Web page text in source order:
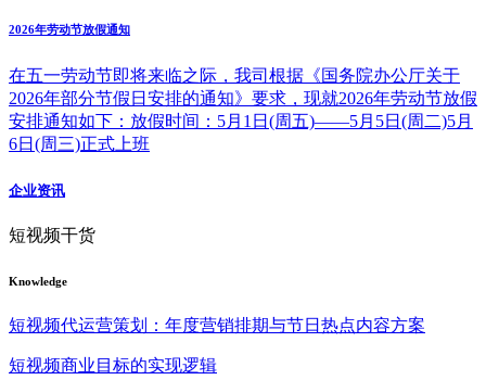
2026年劳动节放假通知
在五一劳动节即将来临之际，我司根据《国务院办公厅关于
2026年部分节假日安排的通知》要求，现就2026年劳动节放假
安排通知如下：放假时间：5月1日(周五)——5月5日(周二)5月
6日(周三)正式上班
企业资讯
短视频干货
Knowledge
短视频代运营策划：年度营销排期与节日热点内容方案
短视频商业目标的实现逻辑